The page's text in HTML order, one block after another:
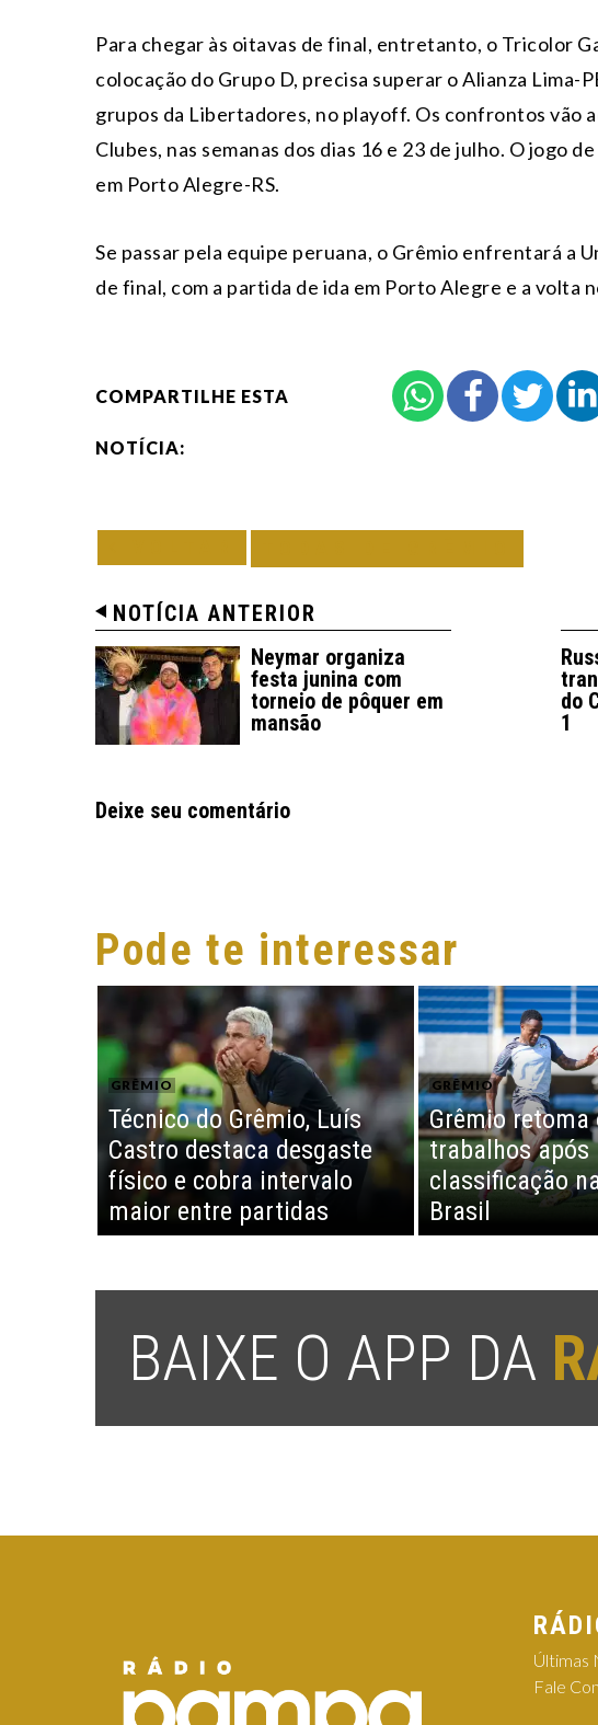
Para chegar às oitavas de final, entretanto, o Tricolor
colocação do Grupo D, precisa superar o Alianza Lima-
grupos da Libertadores, no playoff. Os confrontos vão
Clubes, nas semanas dos dias 16 e 23 de julho. O jogo
em Porto Alegre-RS.
Se passar pela equipe peruana, o Grêmio enfrentará a
de final, com a partida de ida em Porto Alegre e a volta
COMPARTILHE ESTA
NOTÍCIA:
NOTÍCIA ANTERIOR
Neymar organiza
festa junina com
torneio de pôquer em
mansão
do
1
Deixe seu comentário
Pode te interessar
GRÊMIO
Técnico do Grêmio, Luís
Castro destaca desgaste
físico e cobra intervalo
maior entre partidas
GRÊMIO
Grêmio retoma
trabalhos após
classificação
Brasil
BAIXE O APP DA
Últimas
Fale